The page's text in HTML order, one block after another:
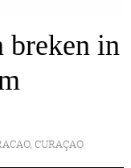
breken in
, CURAÇAO